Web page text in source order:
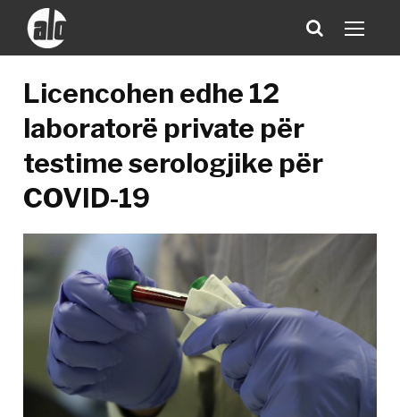
Licencohen edhe 12
laboratorë private për
testime serologjike për
COVID-19